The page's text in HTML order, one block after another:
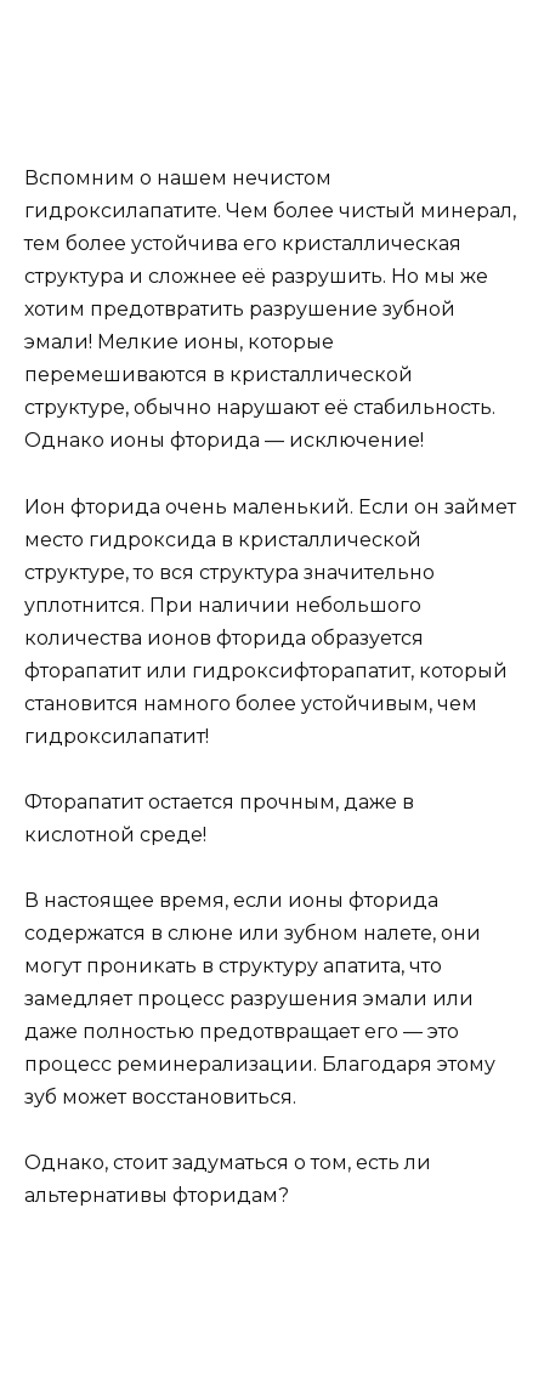
Ион фторида очень маленький. Если он займет
место гидроксида в кристаллической
структуре, то вся структура значительно
уплотнится. При наличии небольшого
количества ионов фторида образуется
фторапатит или гидроксифторапатит, который
становится намного более устойчивым, чем
гидроксилапатит!
кислотной среде!
содержатся в слюне или зубном налете, они
могут проникать в структуру апатита, что
замедляет процесс разрушения эмали или
даже полностью предотвращает его — это
процесс реминерализации. Благодаря этому
Однако, стоит задуматься о том, есть ли
Польза и вред фтора в воде
Фторированная вода играет важную роль в
восстановлении нехватки фтора в организме,
что положительно влияет на здоровье зубов и
способствует накоплению фтора в организме,
который является одним из трудновыводимых